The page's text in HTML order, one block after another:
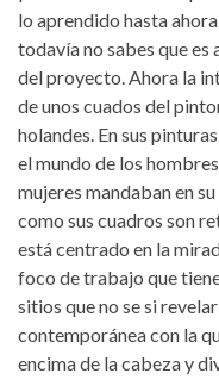
lo aprendido hasta
todavía no sabes que
del proyecto. Ahora la
de unos cuados del
holandes. En sus
el mundo de los
mujeres mandaban en
como sus cuadros son
está centrado en la
foco de trabajo que
sitios que no se si
contemporánea con la
encima de la cabeza y